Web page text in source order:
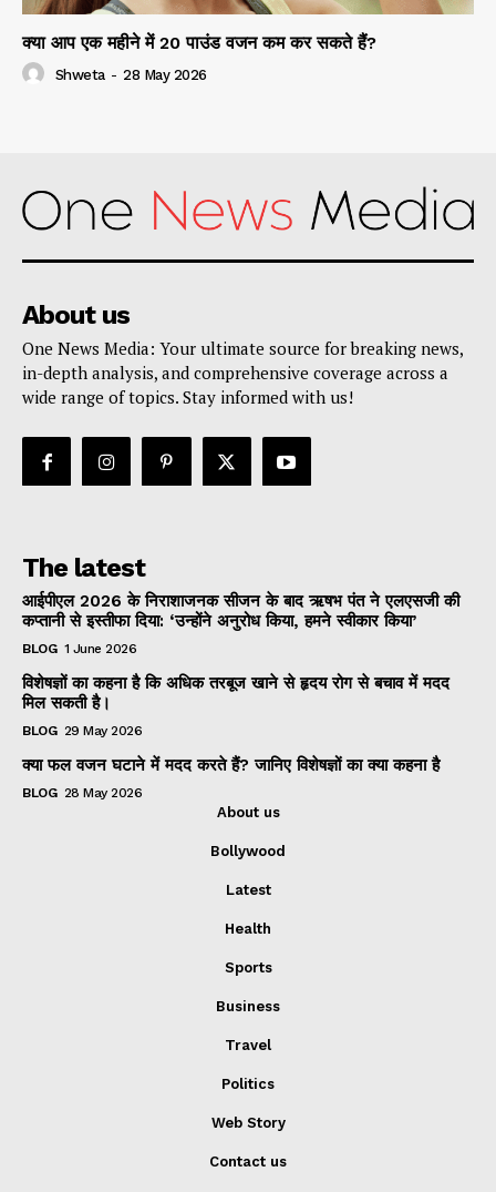
क्या आप एक महीने में 20 पाउंड वजन कम कर सकते हैं?
Shweta - 28 May 2026
About us
One News Media: Your ultimate source for breaking news,
in-depth analysis, and comprehensive coverage across a
wide range of topics. Stay informed with us!
The latest
आईपीएल 2026 के निराशाजनक सीजन के बाद ऋषभ पंत ने एलएसजी की
कप्तानी से इस्तीफा दिया: ‘उन्होंने अनुरोध किया, हमने स्वीकार किया’
BLOG 1 June 2026
विशेषज्ञों का कहना है कि अधिक तरबूज खाने से हृदय रोग से बचाव में मदद
मिल सकती है।
BLOG 29 May 2026
क्या फल वजन घटाने में मदद करते हैं? जानिए विशेषज्ञों का क्या कहना है
BLOG 28 May 2026
About us
Bollywood
Latest
Health
Sports
Business
Travel
Politics
Web Story
Contact us